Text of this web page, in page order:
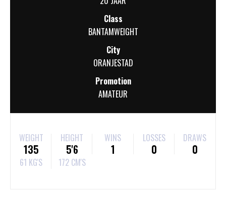
Class
BANTAMWEIGHT
City
ORANJESTAD
Promotion
AMATEUR
WEIGHT
135
61 KG'S
HEIGHT
5'6
172 CM'S
WINS
1
LOSSES
0
DRAWS
0